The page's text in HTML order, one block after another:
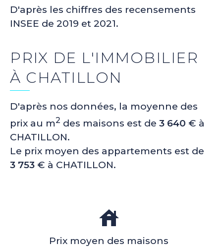
D'après les chiffres des recensements
INSEE de 2019 et 2021.
PRIX DE L'IMMOBILIER
À CHATILLON
D'après nos données, la moyenne des
prix au m2 des maisons est de 3 640 € à
CHATILLON.
Le prix moyen des appartements est de
3 753 € à CHATILLON.
Prix moyen des maisons